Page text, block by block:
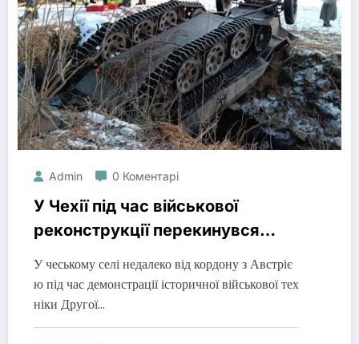
Admin 0 Коментарі
У Чехії під час військової
реконструкції перекинувся
загинули
У чеському селі недалеко від кордону з Австріє
ю під час демонстрації історичної військової тех
ніки Другої…